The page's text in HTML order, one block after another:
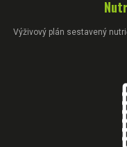
Výživový plán sestavený